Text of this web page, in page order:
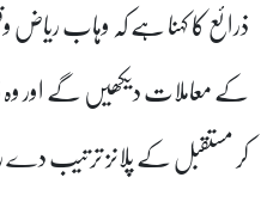
ذرائع کا کہنا ہے کہ وہاب ریاض
کے معاملات دیکھیں گے اور وہ
کر مستقبل کے پلانز ترتیب